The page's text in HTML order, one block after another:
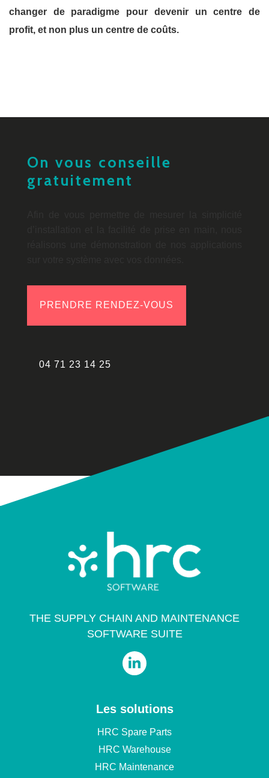
changer de paradigme pour devenir un centre de
profit, et non plus un centre de coûts.
On vous conseille
gratuitement
PRENDRE RENDEZ-VOUS
04 71 23 14 25
THE SUPPLY CHAIN AND MAINTENANCE
SOFTWARE SUITE
Les solutions
HRC Spare Parts
HRC Warehouse
HRC Maintenance